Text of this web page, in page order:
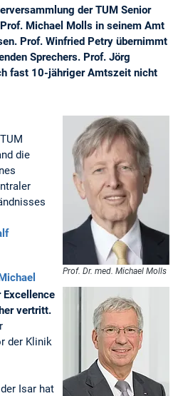
der TUM Senior
Michael Molls in seinem Amt
Prof. Winfried Petry übernimmt
Sprechers. Prof. Jörg
fast 10-jähriger Amtszeit nicht
Prof. Dr. med. Michael Molls
die
Excellence
vertritt.
der Klinik
Isar hat